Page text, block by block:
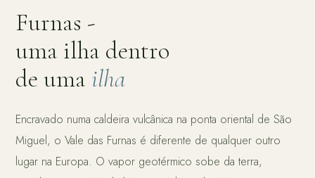
Furnas -
uma ilha dentro
de uma ilha
Encravado numa caldeira vulcânica na ponta oriental de São
Miguel, o Vale das Furnas é diferente de qualquer outro
lugar na Europa. O vapor geotérmico sobe da terra,